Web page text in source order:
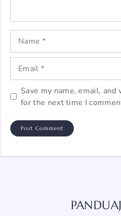
Name
Email
Save my name, email,
for the next time I